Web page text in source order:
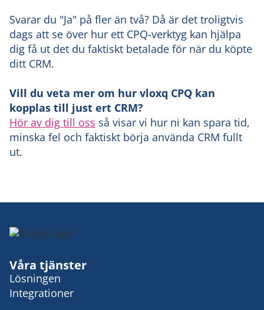
Svarar du "Ja" på fler än två? Då är det troligtvis
dags att se över hur ett CPQ-verktyg kan hjälpa
dig få ut det du faktiskt betalade för när du köpte
ditt CRM.
Vill du veta mer om hur vloxq CPQ kan
kopplas till just ert CRM?
Hör av dig till oss så visar vi hur ni kan spara tid,
minska fel och faktiskt börja använda CRM fullt
ut.
Våra tjänster
Lösningen
Integrationer